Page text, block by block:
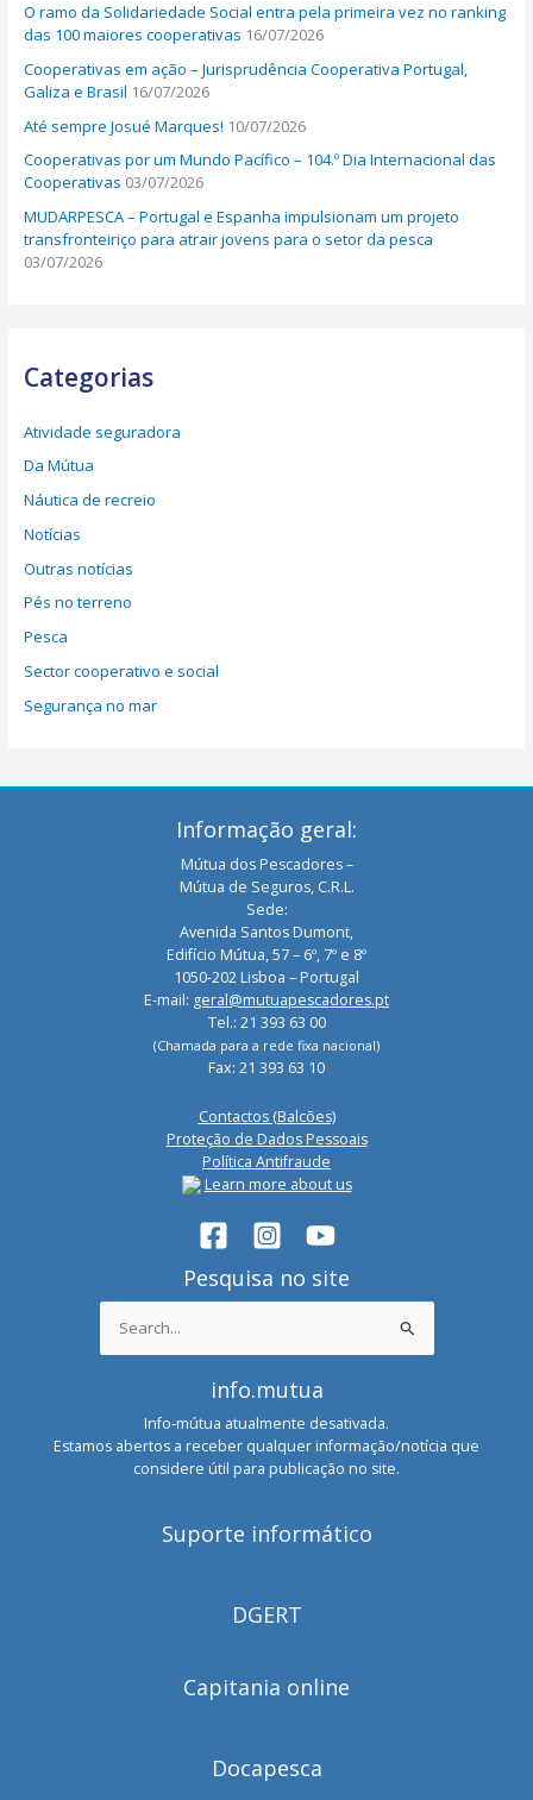
O ramo da Solidariedade Social entra pela primeira vez no ranking
das 100 maiores cooperativas 16/07/2026
Cooperativas em ação – Jurisprudência Cooperativa Portugal,
Galiza e Brasil 16/07/2026
Até sempre Josué Marques! 10/07/2026
Cooperativas por um Mundo Pacífico – 104.º Dia Internacional das
Cooperativas 03/07/2026
MUDARPESCA – Portugal e Espanha impulsionam um projeto
transfronteiriço para atrair jovens para o setor da pesca
03/07/2026
Categorias
Atividade seguradora
Da Mútua
Náutica de recreio
Notícias
Outras notícias
Pés no terreno
Pesca
Sector cooperativo e social
Segurança no mar
Informação geral:
Mútua dos Pescadores –
Mútua de Seguros, C.R.L.
Sede:
Avenida Santos Dumont,
Edifício Mútua, 57 – 6º, 7º e 8º
1050-202 Lisboa – Portugal
E-mail: geral@mutuapescadores.pt
Tel.: 21 393 63 00
(Chamada para a rede fixa nacional)
Fax: 21 393 63 10
Contactos (Balcões)
Proteção de Dados Pessoais
Política Antifraude
Learn more about us
Pesquisa no site
Search
for:
info.mutua
Info-mútua atualmente desativada.
Estamos abertos a receber qualquer informação/notícia que
considere útil para publicação no site.
Suporte informático
DGERT
Capitania online
Docapesca